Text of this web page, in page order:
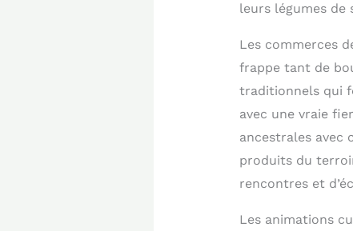
leurs légumes de
Les commerces
frappe tant de
traditionnels qui
avec une vraie
ancestrales avec
produits du
rencontres et
Les animations